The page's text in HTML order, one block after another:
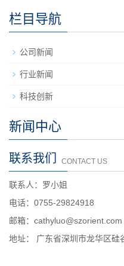
栏目导航
公司新闻
行业新闻
科技创新
新闻中心
联系我们 CONTACT US
联系人：罗小姐
电话：0755-29824918
邮箱：cathyluo@szorient.com
地址： 广东省深圳市龙华区硅